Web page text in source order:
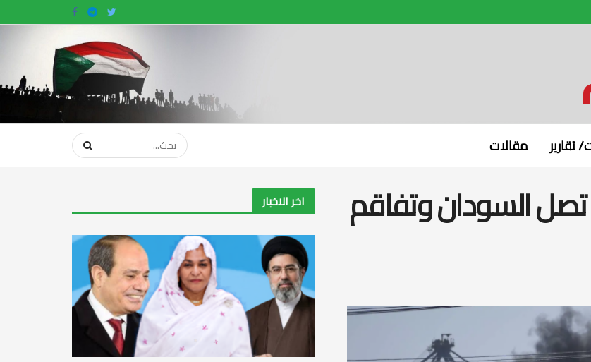
تقارير مقالات
تصل السودان وتفاقم اخر الاخبار